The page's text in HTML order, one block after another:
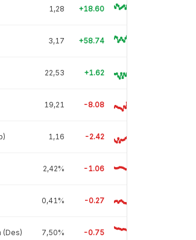
1,28 +18.60
3,17 +58.74
22,53 +1.62
19,21 -8.08
1,16 -2.42
2,42% -1.06
0,41% -0.27
(Des) 7,50% -0.75